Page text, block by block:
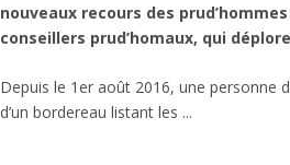
nouveaux recours des
conseillers prud’homaux, qui
Depuis le 1er août 2016, une personne
d’un bordereau listant les ...